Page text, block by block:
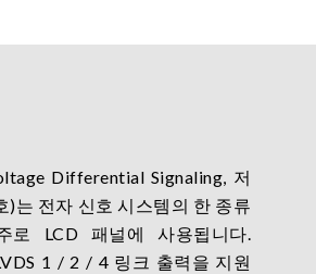
Differential Signaling, 저
)는 전자 신호 시스템의 한 종류
로 LCD 패널에 사용됩니다.
1 / 2 / 4 링크 출력을 지원